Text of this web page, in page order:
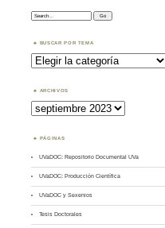
Search:
BUSCAR POR TEMA
Buscar
por
Tema
ARCHIVOS
Archivos
PÁGINAS
UVaDOC: Repositorio Documental UVa
UVaDOC: Producción Científica
UVaDOC y Sexenios
Tesis Doctorales